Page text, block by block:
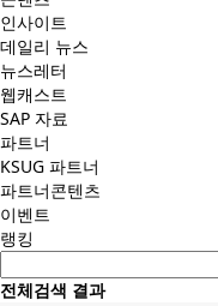
인사이트
데일리 뉴스
뉴스레터
웹캐스트
SAP 자료
파트너
KSUG 파트너
파트너콘텐츠
이벤트
랭킹
전체검색 결과